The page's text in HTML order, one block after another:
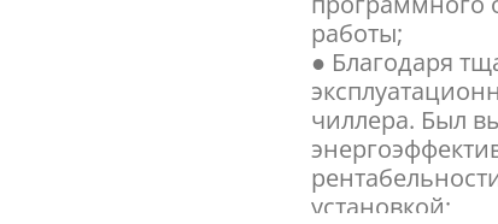
работы;
● Благодаря
чиллера. Был
установкой;